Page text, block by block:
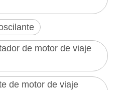
de motor de viaje
de motor de viaje